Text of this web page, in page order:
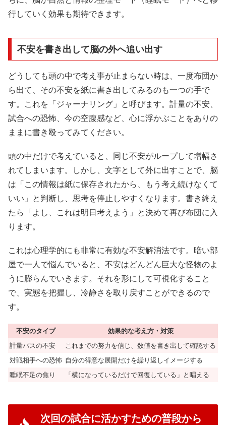
行していく効果も期待できます。
不安を書き出して脳の外へ追い出す
どうしても頭の中で考え事が止まらない時は、一度布団か
ら出て、その不安を紙に書き出してみるのも一つの手で
す。これを「ジャーナリング」と呼びます。計量の不安、
試合への恐怖、今の空腹感など、心に浮かぶことをありの
ままに書き殴ってみてください。
頭の中だけで考えていると、同じ不安がループして増幅さ
れてしまいます。しかし、文字として外に出すことで、脳
は「この情報は紙に保存されたから、もう考え続けなくて
いい」と判断し、思考を停止しやすくなります。書き終え
たら「よし、これは明日考えよう」と決めて再び布団に入
ります。
これは心理学的にも非常に有効な不安解消法です。暗い部
屋で一人で悩んでいると、不安はどんどん巨大な怪物のよ
うに膨らんでいきます。それを形にして可視化すること
で、実態を把握し、冷静さを取り戻すことができるので
す。
不安のタイプ
効果的な考え方・対策
計量パスの不安
これまでの努力を信じ、数値を書き出して確認する
対戦相手への恐怖 自分の得意な展開だけを繰り返しイメージする
睡眠不足の焦り
「横になっているだけで回復している」と唱える
次回の試合に活かすための普段から